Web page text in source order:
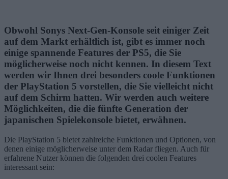
Obwohl Sonys Next-Gen-Konsole seit einiger Zeit
auf dem Markt erhältlich ist, gibt es immer noch
einige spannende Features der PS5, die Sie
möglicherweise noch nicht kennen. In diesem Text
werden wir Ihnen drei besonders coole Funktionen
der PlayStation 5 vorstellen, die Sie vielleicht nicht
auf dem Schirm hatten. Wir werden auch weitere
Möglichkeiten, die die fünfte Generation der
japanischen Spielekonsole bietet, erwähnen.
Die PlayStation 5 bietet zahlreiche Funktionen und Optionen, von
denen einige möglicherweise unter dem Radar fliegen. Auch für
erfahrene Nutzer können die folgenden drei coolen Features
interessant sein: